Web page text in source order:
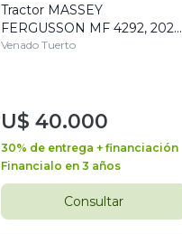
Tractor MASSEY
FERGUSSON MF 4292, 2020,
4WD, PATON
Venado Tuerto
U$ 40.000
30% de entrega + financiación
Financialo en 3 años
Consultar